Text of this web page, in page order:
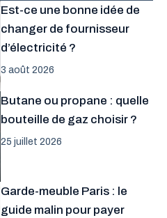
Est-ce une bonne idée de
changer de fournisseur
d’électricité ?
3 août 2026
Butane ou propane : quelle
bouteille de gaz choisir ?
25 juillet 2026
Garde-meuble Paris : le
guide malin pour payer